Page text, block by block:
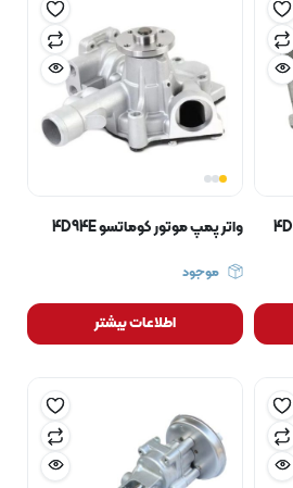
واتر پمپ موتور کوماتسو 4D94E
موجود
اطلاعات بیشتر